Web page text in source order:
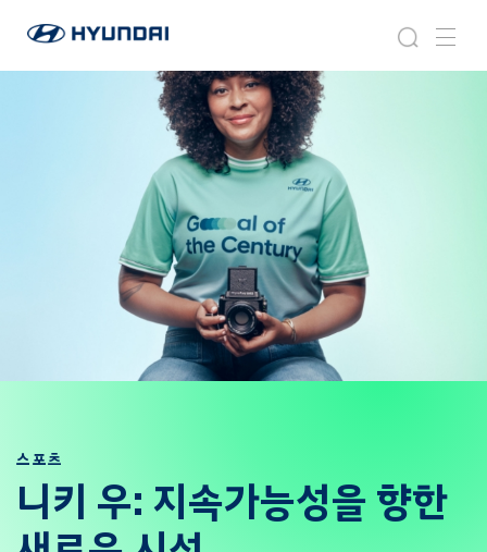
라
자
검
색
메
뉴
스포츠
니키 우: 지속가능성을 향한